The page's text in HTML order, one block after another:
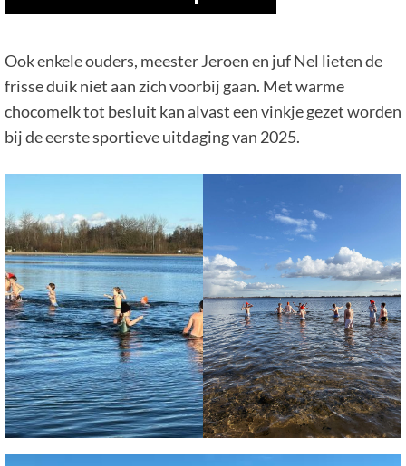
Ook enkele ouders, meester Jeroen en juf Nel lieten de
frisse duik niet aan zich voorbij gaan. Met warme
chocomelk tot besluit kan alvast een vinkje gezet worden
bij de eerste sportieve uitdaging van 2025.